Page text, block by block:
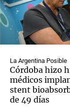
La Argentina Posible
Córdoba hizo
médicos
stent
de 49 días